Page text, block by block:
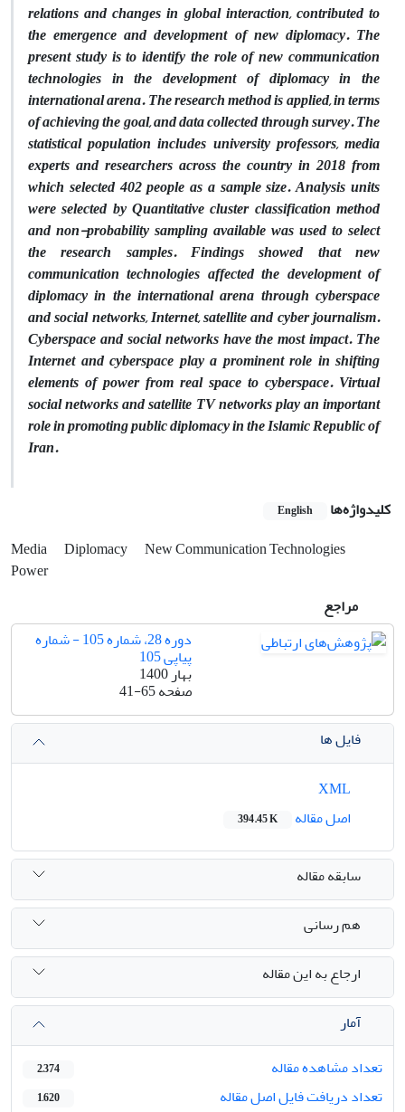
relations and changes in global interaction, contributed to
the emergence and development of new diplomacy. The
present study is to identify the role of new communication
technologies in the development of diplomacy in the
international arena. The research method is applied, in terms
of achieving the goal, and data collected through survey. The
statistical population includes university professors, media
experts and researchers across the country in 2018 from
which selected 402 people as a sample size. Analysis units
were selected by Quantitative cluster classification method
and non-probability sampling available was used to select
the research samples. Findings showed that new
communication technologies affected the development of
diplomacy in the international arena through cyberspace
and social networks, Internet, satellite and cyber journalism.
Cyberspace and social networks have the most impact. The
Internet and cyberspace play a prominent role in shifting
elements of power from real space to cyberspace. Virtual
social networks and satellite TV networks play an important
role in promoting public diplomacy in the Islamic Republic of
Iran.
کلیدواژه‌ها English
Media Diplomacy
New Communication Technologies
Power
مراجع
دوره 28، شماره 105 - شماره
پیاپی 105
بهار 1400
صفحه41-65
فایل ها
اصل مقاله
394.45 K
سابقه مقاله
هم رسانی
ارجاع به این مقاله
آمار
تعداد مشاهده مقاله
2,374
تعداد دریافت فایل اصل مقاله 1,620